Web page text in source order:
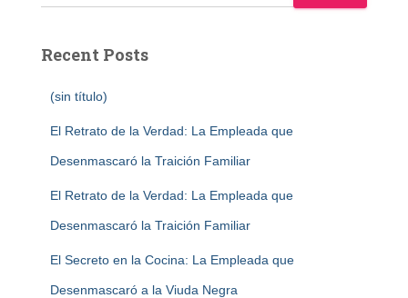
Recent Posts
(sin título)
El Retrato de la Verdad: La Empleada que
Desenmascaró la Traición Familiar
El Retrato de la Verdad: La Empleada que
Desenmascaró la Traición Familiar
El Secreto en la Cocina: La Empleada que
Desenmascaró a la Viuda Negra